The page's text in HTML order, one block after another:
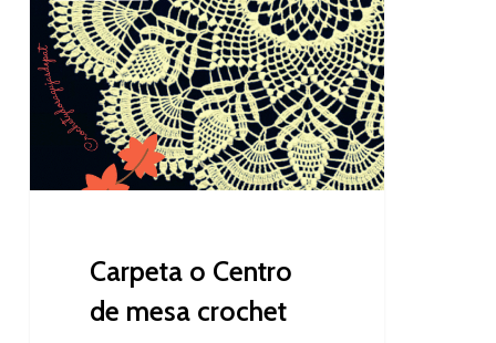
Centro
de
mesa
crochet
Carpeta o Centro
de mesa crochet